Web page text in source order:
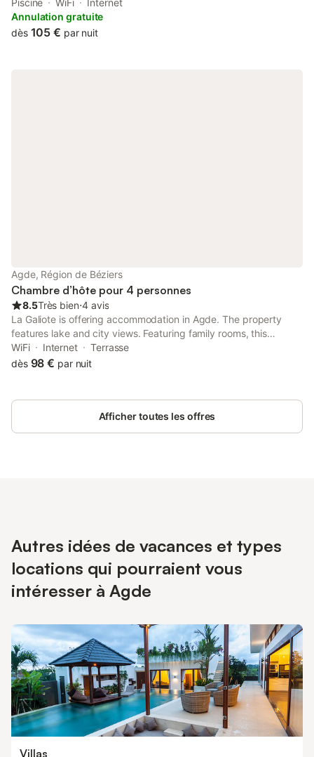
the bed and breakfast, all units are equipped with a wardrobe.
Piscine WiFi
Internet
Annulation gratuite
dès 105 € par nuit
Agde, Région de Béziers
Chambre d’hôte pour 4 personnes
8.5Très bien⋅4 avis
La Galiote is offering accommodation in Agde. The property
features lake and city views. Featuring family rooms, this
property also provides guests with a terrace. At the bed and
breakfast, all units come with a wardrobe and a flat-screen TV.
WiFi Internet
Terrasse
dès 98 € par nuit
Afficher toutes les offres
Autres idées de vacances et types
locations qui pourraient vous
intéresser à Agde
Villas